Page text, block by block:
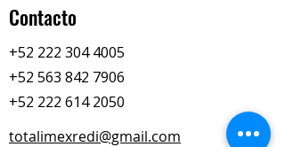
Lapeado
Contacto
+52 222 304 4005
+52 563 842 7906
+52 222 614 2050
totalimexredi@gmail.com